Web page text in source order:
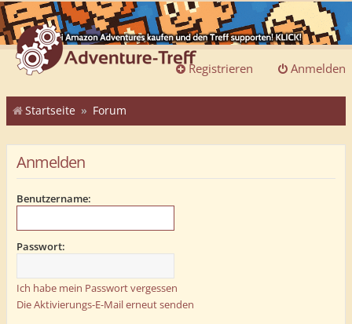
Anmelden
Registrieren
Startseite Forum
Anmelden
Benutzername:
Passwort:
Ich habe mein Passwort vergessen
Die Aktivierungs-E-Mail erneut senden